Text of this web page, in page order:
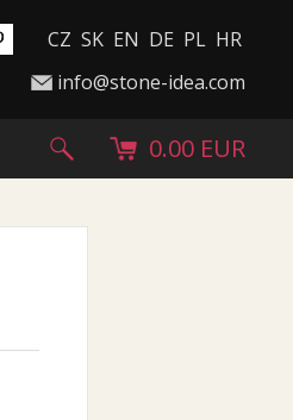
CZ SK EN DE PL HR
info@stone-idea.com
0.00 EUR